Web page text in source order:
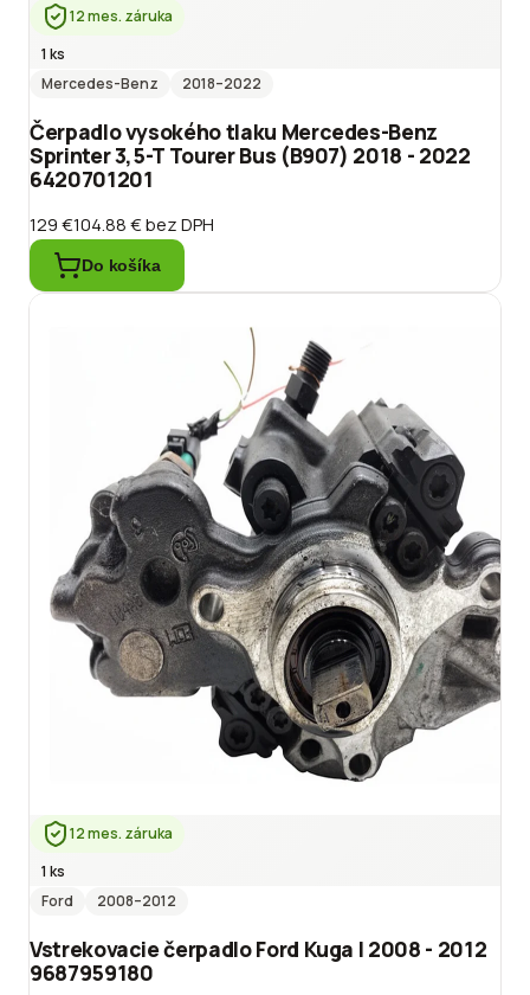
12 mes. záruka
1 ks
Mercedes-Benz
2018–2022
Čerpadlo vysokého tlaku Mercedes-Benz
Sprinter 3,5-T Tourer Bus (B907) 2018 - 2022
6420701201
129 €104.88 €bez DPH
Do košíka
12 mes. záruka
1 ks
Ford
2008–2012
Vstrekovacie čerpadlo Ford Kuga I 2008 - 2012
9687959180